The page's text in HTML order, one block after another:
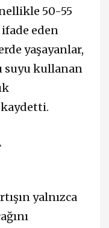
50-55
ifade eden
yaşayanlar,
suyu kullanan
yalnızca